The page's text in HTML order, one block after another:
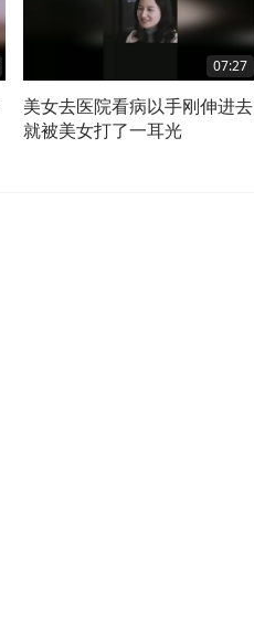
07:27
美女去医院看病以手刚伸进去
就被美女打了一耳光